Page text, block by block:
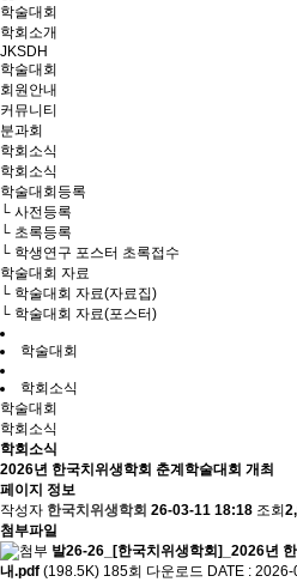
학술대회
학회소개
JKSDH
학술대회
회원안내
커뮤니티
분과회
학회소식
학회소식
학술대회등록
└ 사전등록
└ 초록등록
└ 학생연구 포스터 초록접수
학술대회 자료
└ 학술대회 자료(자료집)
└ 학술대회 자료(포스터)
학술대회
학회소식
학술대회
학회소식
학회소식
2026년 한국치위생학회 춘계학술대회 개최
페이지 정보
작성자 한국치위생학회 26-03-11 18:18 조회
첨부파일
발26-26_[한국치위생학회]_2026년
내.pdf (198.5K) 185회 다운로드 DATE :